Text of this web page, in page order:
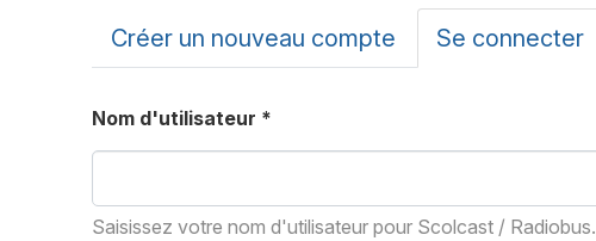
Onglets principaux
Créer un nouveau compte Se connecter
Nom d'utilisateur *
Saisissez votre nom d'utilisateur pour Scolcast / Radiobus.